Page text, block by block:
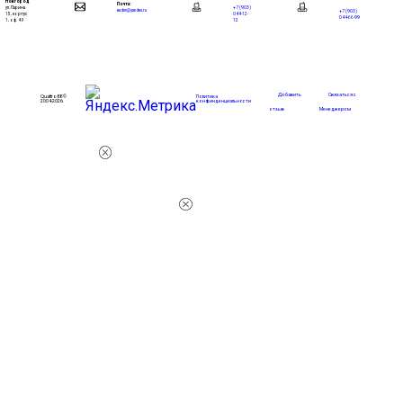
Новгород
ул. Ларина
15, корпус
1, оф. 49
Почта:
eadnn@yandex.ru
+7 (903)
044-12-
12
+7 (903)
044-66-99
Quattro88 ©
2004-2026
Политика
конфинденциальности
Добавить
отзыв
Связаться с
Менеджером